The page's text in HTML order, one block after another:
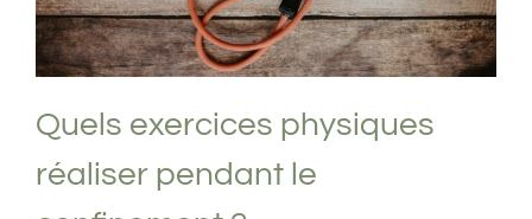
Quels exercices physiques
réaliser pendant le